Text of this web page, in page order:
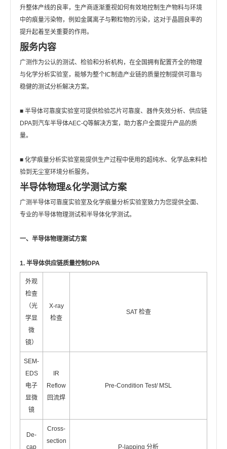
升整体产线的良率，生产商逐渐重视如何有效地控制生产物料与环境
中的痕量污染物，例如金属离子与颗粒物的污染，这对于晶圆良率的
提升起着至关重要的作用。
服务内容
广测作为公认的测试、检验和分析机构，在全国拥有配置齐全的物理
与化学分析实验室，能够为整个IC制造产业链的质量控制提供可靠与
稳健的测试分析解决方案。
■ 半导体可靠度实验室可提供检验芯片可靠度、器件失效分析、供应链
DPA到汽车半导体AEC-Q等解决方案，助力客户全面提升产品的质
量。
■ 化学痕量分析实验室能提供生产过程中使用的超纯水、化学品来料检
验到无尘室环境分析服务。
半导体物理&化学测试方案
广测半导体可靠度实验室及化学痕量分析实验室致力为您提供全面、
专业的半导体物理测试和半导体化学测试。
一、半导体物理测试方案
1. 半导体供应链质量控制DPA
外观
检查
（光
学显
微
镜）
X-ray
检查
SAT 检查
SEM-
EDS
电子
显微
镜
IR
Reflow
回流焊
Pre-Condition Test/ MSL
De-
cap
Cross-
section
P-lapping 分析